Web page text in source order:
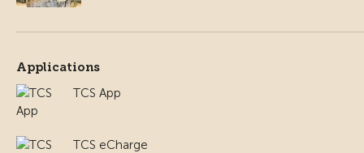
Applications
TCS App
TCS eCharge